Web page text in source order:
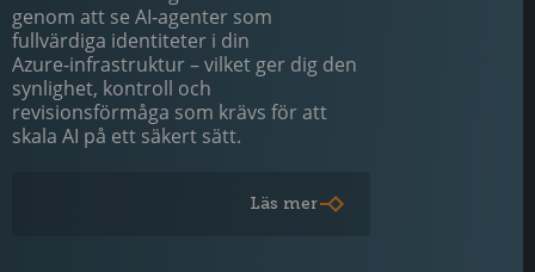
genom att se AI‑agenter som
fullvärdiga identiteter i din
Azure‑infrastruktur – vilket ger dig den
synlighet, kontroll och
revisionsförmåga som krävs för att
skala AI på ett säkert sätt.
Läs mer